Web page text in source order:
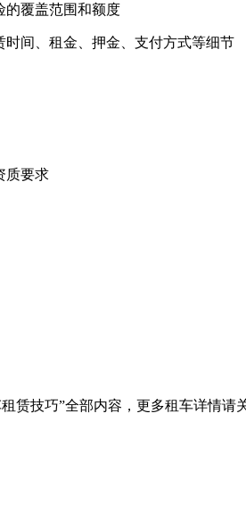
的覆盖范围和额度
间、租金、押金、支付方式等细节
质要求
赁技巧”全部内容，更多租车详情请